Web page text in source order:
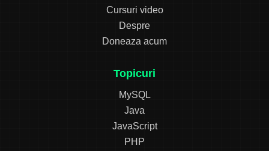
Cursuri video
Despre
Doneaza acum
Topicuri
MySQL
Java
JavaScript
PHP